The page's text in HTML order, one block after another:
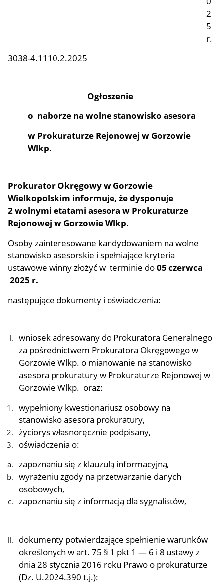
2
5
r.
3038-4.1110.2.2025
Ogłoszenie
o naborze na wolne stanowisko asesora
w Prokuraturze Rejonowej w Gorzowie
Wlkp.
Prokurator Okręgowy w Gorzowie
Wielkopolskim informuje, że dysponuje
2 wolnymi etatami asesora w Prokuraturze
Rejonowej w Gorzowie Wlkp.
Osoby zainteresowane kandydowaniem na wolne
stanowisko asesorskie i spełniające kryteria
ustawowe winny złożyć w terminie do05 czerwca
2025 r.
następujące dokumenty i oświadczenia:
wniosek adresowany do Prokuratora Generalnego
za pośrednictwem Prokuratora Okręgowego w
Gorzowie Wlkp. o mianowanie na stanowisko
asesora prokuratury w Prokuraturze Rejonowej w
Gorzowie Wlkp. oraz:
wypełniony kwestionariusz osobowy na
stanowisko asesora prokuratury,
życiorys własnoręcznie podpisany,
oświadczenia o:
zapoznaniu się z klauzulą informacyjną,
wyrażeniu zgody na przetwarzanie danych
osobowych,
zapoznaniu się z informacją dla sygnalistów,
dokumenty potwierdzające spełnienie warunków
określonych w art. 75 § 1 pkt 1 — 6 i 8 ustawy z
dnia 28 stycznia 2016 roku Prawo o prokuraturze
(Dz. U.2024.390 t.j.):